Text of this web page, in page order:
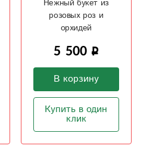
15 ярко розовых роз -
будущее восхищение
5 420
В корзину
Купить в один
клик